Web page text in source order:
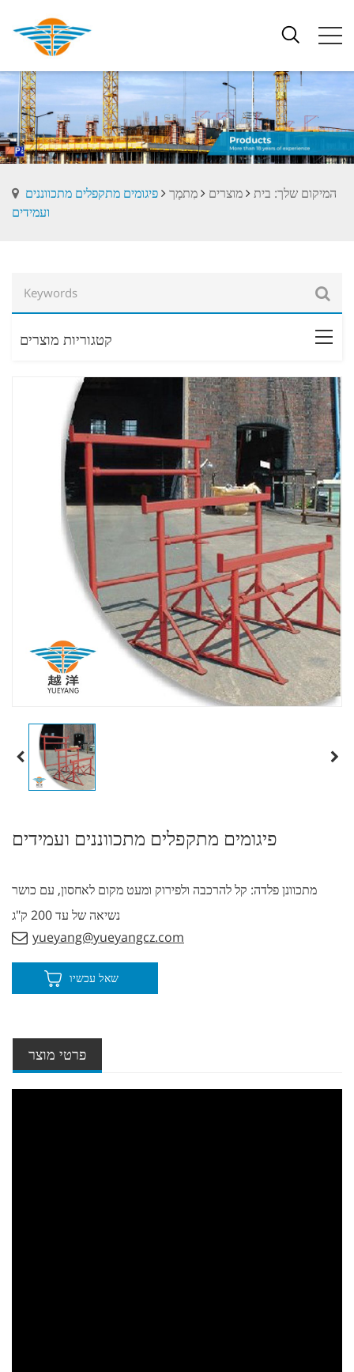
המיקום שלך: בית מוצרים מִתמָך
פיגומים מתקפלים מתכווננים
ועמידים
קטגוריות מוצרים
פיגומים מתקפלים מתכווננים ועמידים
מתכוונן פלדה: קל להרכבה ולפירוק ומעט מקום לאחסון, עם כושר
נשיאה של עד 200 ק"ג
yueyang@yueyangcz.com
שאל עכשיו
פרטי מוצר